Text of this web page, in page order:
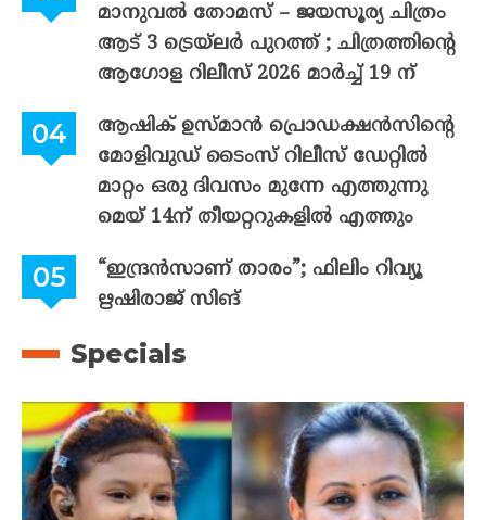
മാനുവൽ തോമസ് – ജയസൂര്യ ചിത്രം
ആട് 3 ട്രെയ്‌ലർ പുറത്ത് ; ചിത്രത്തിന്റെ
ആഗോള റിലീസ് 2026 മാർച്ച് 19 ന്
ആഷിക് ഉസ്മാൻ പ്രൊഡക്ഷൻസിന്റെ
മോളിവുഡ് ടൈംസ് റിലീസ് ഡേറ്റിൽ
മാറ്റം ഒരു ദിവസം മുന്നേ എത്തുന്നു
മെയ് 14ന് തീയറ്ററുകളിൽ എത്തും
“ഇന്ദ്രൻസാണ് താരം”; ഫിലിം റിവ്യൂ
ഋഷിരാജ് സിങ്
Specials